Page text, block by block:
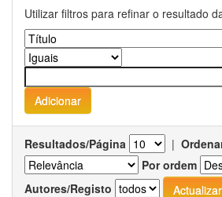
Utilizar filtros para refinar o resultado
Resultados/Página |
Por ordem
Autores/Registo